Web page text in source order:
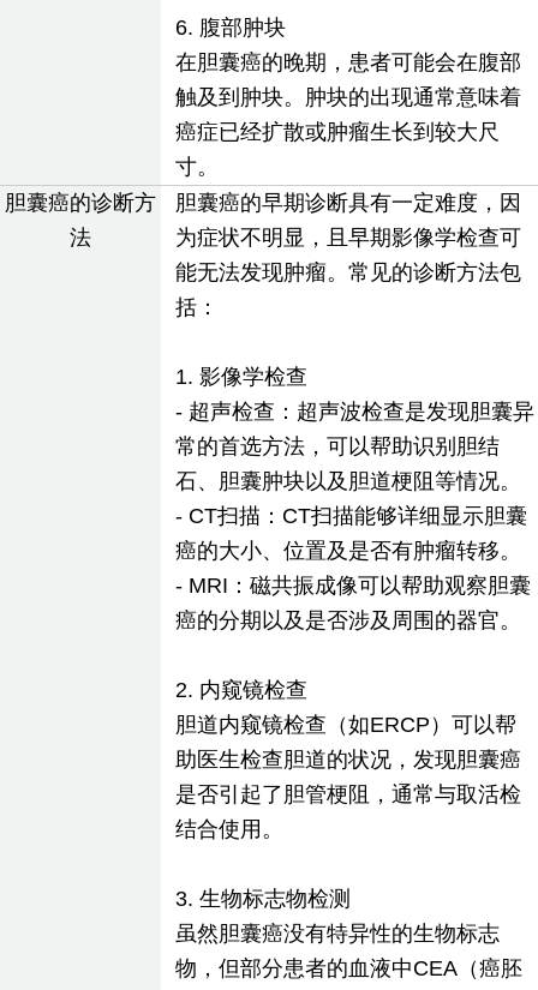
6. 腹部肿块
在胆囊癌的晚期，患者可能会在腹部
触及到肿块。肿块的出现通常意味着
癌症已经扩散或肿瘤生长到较大尺
寸。
胆囊癌的诊断方
法
胆囊癌的早期诊断具有一定难度，因
为症状不明显，且早期影像学检查可
能无法发现肿瘤。常见的诊断方法包
括：
1. 影像学检查
- 超声检查：超声波检查是发现胆囊异
常的首选方法，可以帮助识别胆结
石、胆囊肿块以及胆道梗阻等情况。
- CT扫描：CT扫描能够详细显示胆囊
癌的大小、位置及是否有肿瘤转移。
- MRI：磁共振成像可以帮助观察胆囊
癌的分期以及是否涉及周围的器官。
2. 内窥镜检查
胆道内窥镜检查（如ERCP）可以帮
助医生检查胆道的状况，发现胆囊癌
是否引起了胆管梗阻，通常与取活检
结合使用。
3. 生物标志物检测
虽然胆囊癌没有特异性的生物标志
物，但部分患者的血液中CEA（癌胚